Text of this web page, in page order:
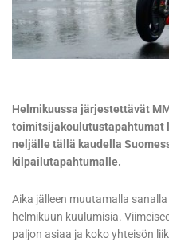
Helmikuussa järjestettävät
toimitsijakoulutustapahtumat
neljälle tällä kaudella
kilpailutapahtumalle.
Aika jälleen muutamalla
helmikuun kuulumisia.
paljon asiaa ja koko yhteisön